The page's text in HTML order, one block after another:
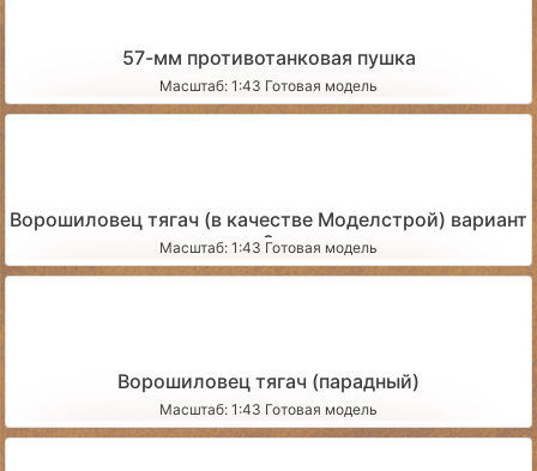
57-мм противотанковая пушка
Масштаб: 1:43 Готовая модель
Ворошиловец тягач (в качестве Моделстрой) вариант
2
Масштаб: 1:43 Готовая модель
Ворошиловец тягач (парадный)
Масштаб: 1:43 Готовая модель